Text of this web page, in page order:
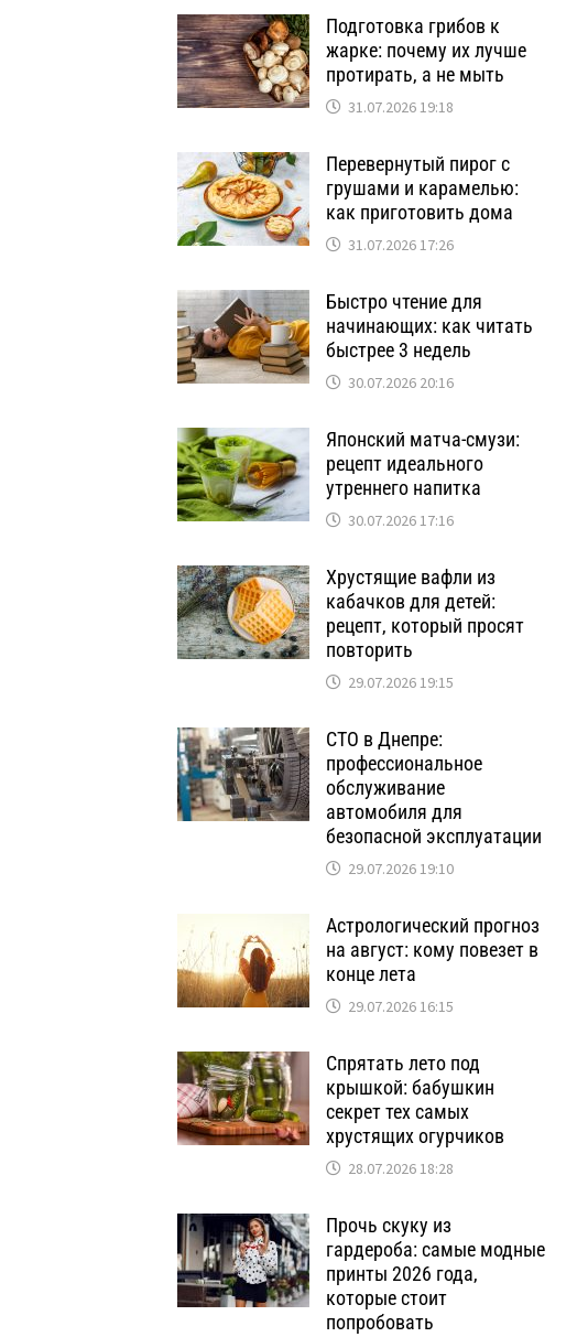
Подготовка грибов к
жарке: почему их лучше
протирать, а не мыть
31.07.2026 19:18
Перевернутый пирог с
грушами и карамелью:
как приготовить дома
31.07.2026 17:26
Быстро чтение для
начинающих: как читать
быстрее 3 недель
30.07.2026 20:16
Японский матча-смузи:
рецепт идеального
утреннего напитка
30.07.2026 17:16
Хрустящие вафли из
кабачков для детей:
рецепт, который просят
повторить
29.07.2026 19:15
СТО в Днепре:
профессиональное
обслуживание
автомобиля для
безопасной эксплуатации
29.07.2026 19:10
Астрологический прогноз
на август: кому повезет в
конце лета
29.07.2026 16:15
Спрятать лето под
крышкой: бабушкин
секрет тех самых
хрустящих огурчиков
28.07.2026 18:28
Прочь скуку из
гардероба: самые модные
принты 2026 года,
которые стоит
попробовать